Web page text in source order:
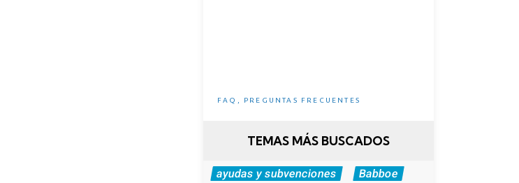
FAQ PREGUNTAS FRECUENTES
TEMAS MÁS BUSCADOS
ayudas y subvenciones
Babboe